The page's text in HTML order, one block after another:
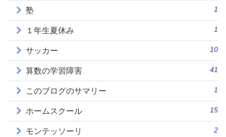
塾 1
１年生夏休み 1
サッカー 10
算数の学習障害 41
このブログのサマリー 1
ホームスクール 15
モンテッソーリ 2